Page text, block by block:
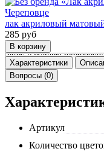
лак акриловый
285 руб
Характеристики
Вопросы (0)
Артикул
Количество